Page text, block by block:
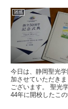
雑感
今日は、静岡聖光
加させていただき
ございます。 聖光
44年に開校したこ